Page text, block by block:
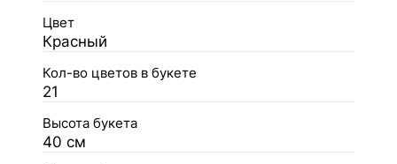
Цвет
Красный
Кол-во цветов в букете
21
Высота букета
40 см